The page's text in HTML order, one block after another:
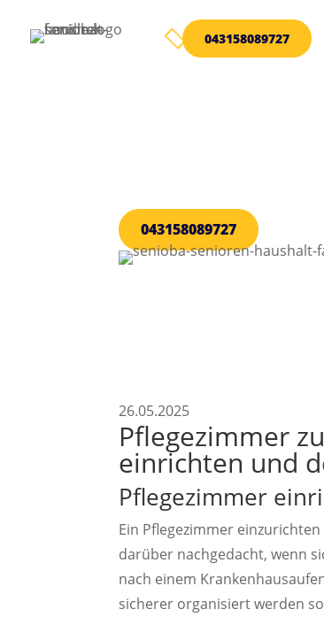
 043158089727
043158089727
26.05.2025
Pflegezimmer
einrichten und
Pflegezimmer
Ein Pflegezimmer
darüber nachgedacht, wenn
nach einem
sicherer organisiert werden